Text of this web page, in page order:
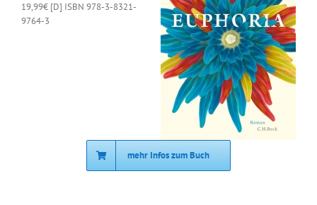
19,99€ [D] ISBN 978-3-8321-
9764-3
mehr Infos zum Buch